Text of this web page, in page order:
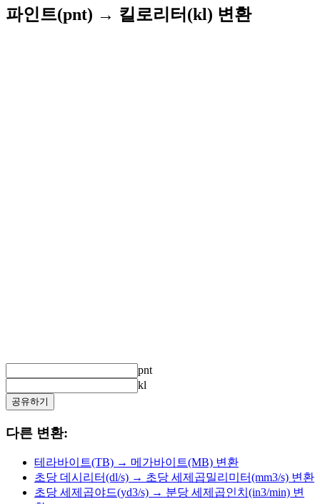
파인트(pnt) → 킬로리터(kl) 변환
pnt
kl
공유하기
다른 변환:
테라바이트(TB) → 메가바이트(MB) 변환
초당 데시리터(dl/s) → 초당 세제곱밀리미터(mm3/s) 변환
초당 세제곱야드(yd3/s) → 분당 세제곱인치(in3/min) 변